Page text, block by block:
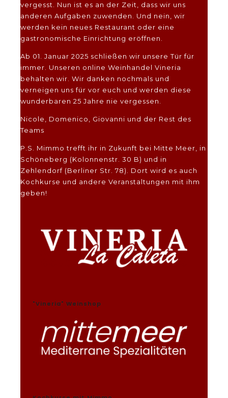
vergesst. Nun ist es an der Zeit, dass wir uns
anderen Aufgaben zuwenden. Und nein, wir
werden kein neues Restaurant oder eine
gastronomische Einrichtung eröffnen.
Ab 01. Januar 2025 schließen wir unsere Tür für
immer. Unseren online Weinhandel Vineria
behalten wir. Wir danken nochmals und
verneigen uns für vor euch und werden diese
wunderbaren 25 Jahre nie vergessen.
Nicole, Domenico, Giovanni und der Rest des
Teams
P.S. Mimmo trefft ihr in Zukunft bei Mitte Meer, in
Schöneberg (Kolonnenstr. 30 B) und in
Zehlendorf (Berliner Str. 78). Dort wird es auch
Kochkurse und andere Veranstaltungen mit ihm
geben!
"Vineria" Weinshop